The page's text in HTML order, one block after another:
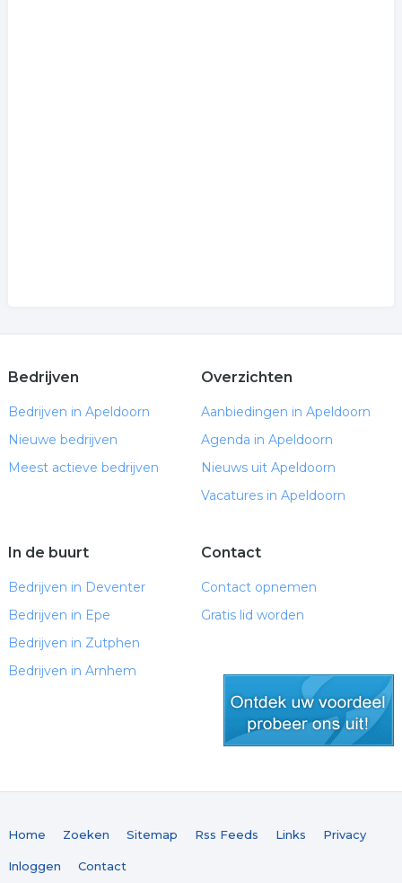
Bedrijven
Bedrijven in Apeldoorn
Nieuwe bedrijven
Meest actieve bedrijven
Overzichten
Aanbiedingen in Apeldoorn
Agenda in Apeldoorn
Nieuws uit Apeldoorn
Vacatures in Apeldoorn
In de buurt
Bedrijven in Deventer
Bedrijven in Epe
Bedrijven in Zutphen
Bedrijven in Arnhem
Contact
Contact opnemen
Gratis lid worden
Home Zoeken Sitemap Rss Feeds Links Privacy
Inloggen Contact